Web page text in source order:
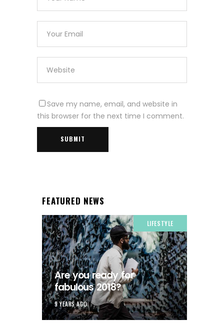
Save my name, email, and website in
this browser for the next time I comment.
FEATURED NEWS
LIFESTYLE
Are you ready for
fabulous 2018?
9 YEARS AGO